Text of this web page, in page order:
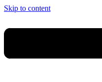
Skip to content